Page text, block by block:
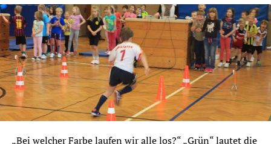
„Bei welcher Farbe laufen wir alle los?“ „Grün“ lautet die